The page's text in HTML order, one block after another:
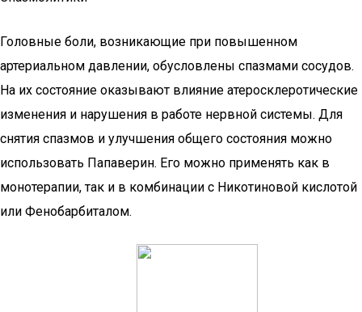
Головные боли, возникающие при повышенном
артериальном давлении, обусловлены спазмами сосудов.
На их состояние оказывают влияние атеросклеротические
изменения и нарушения в работе нервной системы. Для
снятия спазмов и улучшения общего состояния можно
использовать Папаверин. Его можно применять как в
монотерапии, так и в комбинации с Никотиновой кислотой
или Фенобарбиталом.